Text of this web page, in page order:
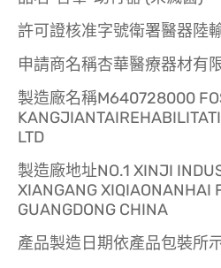
許可證核准字號衛署醫器陸
申請商名稱杏華醫療器材有
製造廠名稱M640728000
LTD
製造廠地址NO.1 XINJI
XIANGANG XIQIAONANHAI
GUANGDONG CHINA
產品製造日期依產品包裝所